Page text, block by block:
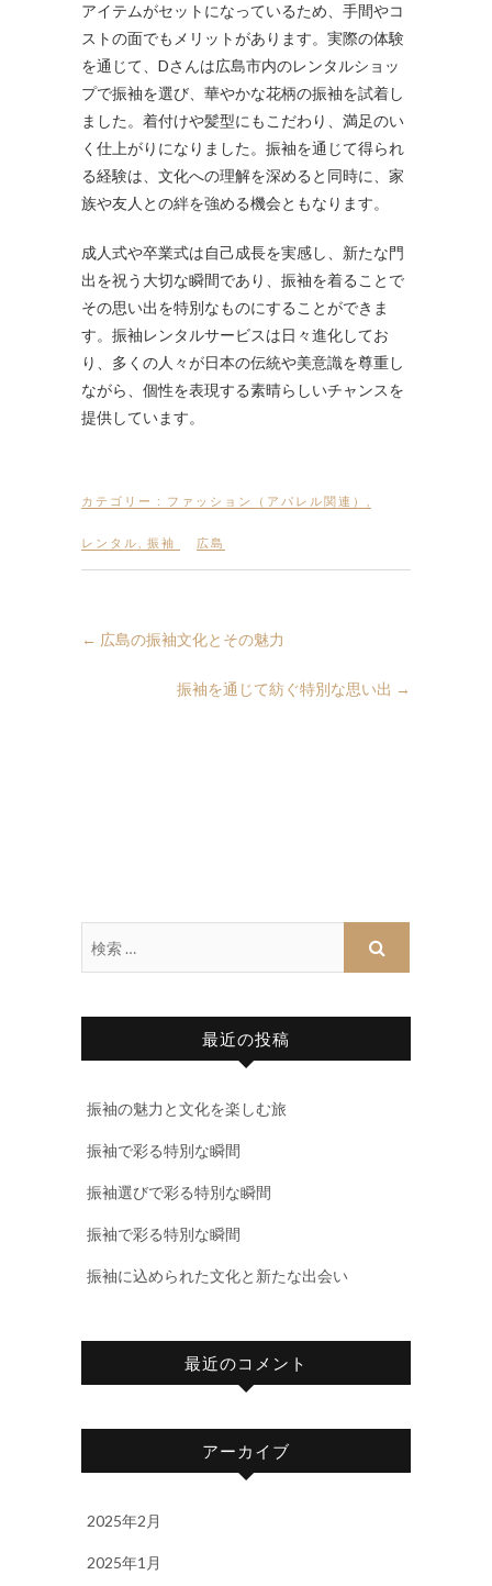
アイテムがセットになっているため、手間やコ
ストの面でもメリットがあります。実際の体験
を通じて、Dさんは広島市内のレンタルショッ
プで振袖を選び、華やかな花柄の振袖を試着し
ました。着付けや髪型にもこだわり、満足のい
く仕上がりになりました。振袖を通じて得られ
る経験は、文化への理解を深めると同時に、家
族や友人との絆を強める機会ともなります。
成人式や卒業式は自己成長を実感し、新たな門
出を祝う大切な瞬間であり、振袖を着ることで
その思い出を特別なものにすることができま
す。振袖レンタルサービスは日々進化してお
り、多くの人々が日本の伝統や美意識を尊重し
ながら、個性を表現する素晴らしいチャンスを
提供しています。
カテゴリー : ファッション（アパレル関連）
レンタル 振袖 広島
← 広島の振袖文化とその魅力
振袖を通じて紡ぐ特別な思い出 →
最近の投稿
振袖の魅力と文化を楽しむ旅
振袖で彩る特別な瞬間
振袖選びで彩る特別な瞬間
振袖で彩る特別な瞬間
振袖に込められた文化と新たな出会い
最近のコメント
アーカイブ
2025年2月
2025年1月